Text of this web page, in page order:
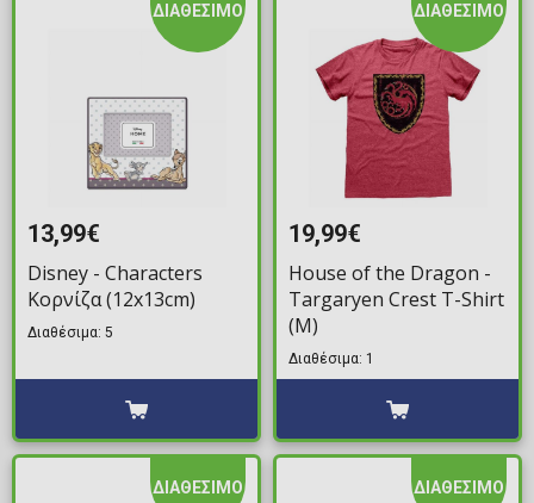
ΔΙΑΘΕΣΙΜΟ
13,99€
Disney - Characters
Κορνίζα (12x13cm)
Διαθέσιμα: 5
ΔΙΑΘΕΣΙΜΟ
19,99€
House of the Dragon -
Targaryen Crest T-Shirt
(M)
Διαθέσιμα: 1
ΔΙΑΘΕΣΙΜΟ ΔΙΑΘΕΣΙΜΟ